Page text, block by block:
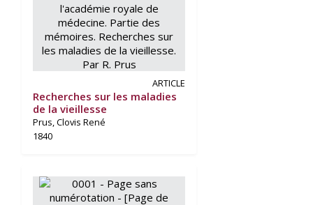
ARTICLE
Recherches sur les maladies
de la vieillesse
Prus, Clovis René
1840